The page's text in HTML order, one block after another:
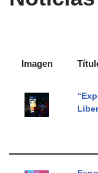
Imagen